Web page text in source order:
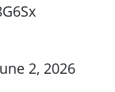
2, 2026